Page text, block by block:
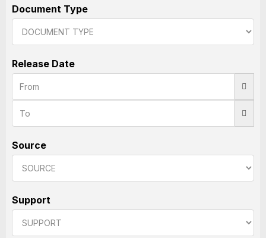
Document Type
Release Date
Source
Support